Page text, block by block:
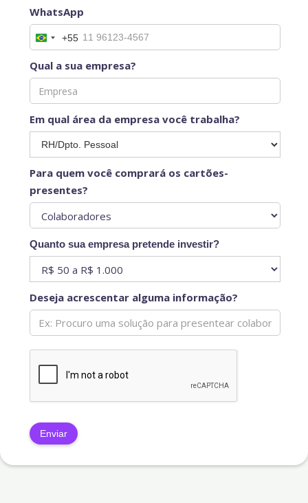
WhatsApp
+55
Qual a sua empresa?
Em qual área da empresa você trabalha?
Para quem você comprará os cartões-
presentes?
Quanto sua empresa pretende investir?
Deseja acrescentar alguma informação?